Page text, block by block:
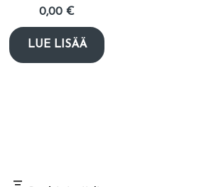
0,00 €
LUE LISÄÄ